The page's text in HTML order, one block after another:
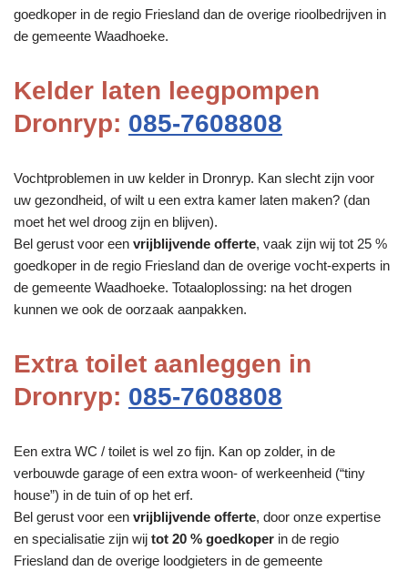
goedkoper in de regio Friesland dan de overige rioolbedrijven in
de gemeente Waadhoeke.
Kelder laten leegpompen
Dronryp: 085-7608808
Vochtproblemen in uw kelder in Dronryp. Kan slecht zijn voor
uw gezondheid, of wilt u een extra kamer laten maken? (dan
moet het wel droog zijn en blijven).
Bel gerust voor een vrijblijvende offerte, vaak zijn wij tot 25 %
goedkoper in de regio Friesland dan de overige vocht-experts in
de gemeente Waadhoeke. Totaaloplossing: na het drogen
kunnen we ook de oorzaak aanpakken.
Extra toilet aanleggen in
Dronryp: 085-7608808
Een extra WC / toilet is wel zo fijn. Kan op zolder, in de
verbouwde garage of een extra woon- of werkeenheid (“tiny
house”) in de tuin of op het erf.
Bel gerust voor een vrijblijvende offerte, door onze expertise
en specialisatie zijn wij tot 20 % goedkoper in de regio
Friesland dan de overige loodgieters in de gemeente